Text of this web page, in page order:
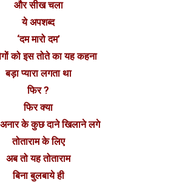
और सीख चला
ये अपशब्द
‘दम मारो दम’
को इस तोते का यह कहना
बड़ा प्यारा लगता था
फिर ?
फिर क्या
के कुछ दाने खिलाने लगे
तोताराम के लिए
अब तो यह तोताराम
बिना बुलबाये ही